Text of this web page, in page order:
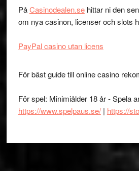
PåCasinodealen.sehittar ni den
om nya casinon, licenser och slots
PayPal casino utan licens
För bäst guide till online casino
För spel: Minimiålder 18 år - Spela
https://www.spelpaus.se/| https://